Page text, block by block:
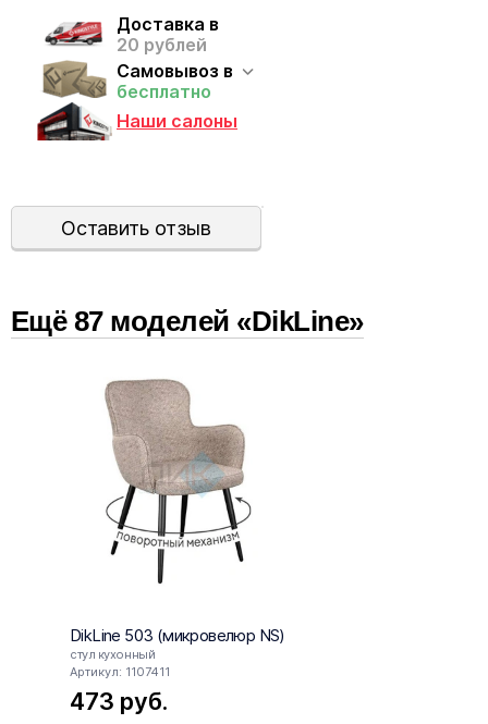
Доставка в
20 рублей
Самовывоз в
бесплатно
Наши салоны
Оставить отзыв
Ещё 87 моделей «DikLine»
DikLine 503 (микровелюр NS)
стул кухонный
Артикул: 1107411
473 руб.